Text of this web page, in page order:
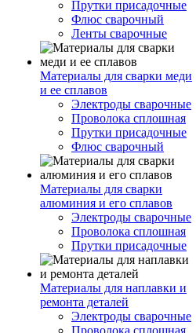
Прутки присадочные
Флюс сварочный
Ленты сварочные
Материалы для сварки меди
и ее сплавов
Электроды сварочные
Проволока сплошная
Прутки присадочные
Флюс сварочный
Материалы для сварки
алюминия и его сплавов
Электроды сварочные
Проволока сплошная
Прутки присадочные
Материалы для наплавки и
ремонта деталей
Электроды сварочные
Проволока сплошная